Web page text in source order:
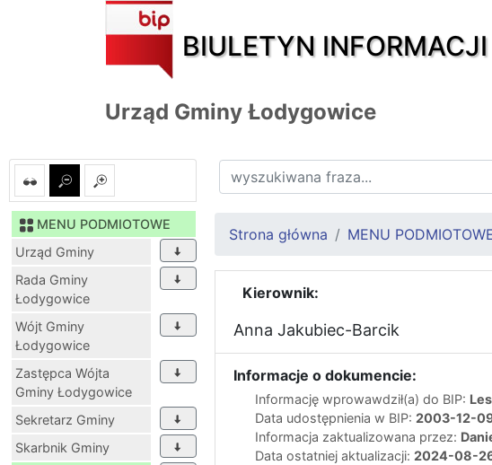
BIULETYN
Urząd Gminy Łodygowice
MENU PODMIOTOWE
Urząd Gminy
Rada Gminy
Łodygowice
Wójt Gminy
Łodygowice
Zastępca Wójta
Gminy Łodygowice
Sekretarz Gminy
Skarbnik Gminy
Strona główna MENU
Kierownik:
Anna Jakubiec-Barcik
Informacje o dokumencie:
Informację wprowawdził(a) do BIP:
Data udostępnienia w BIP: 2003-12-
Informacja zaktualizowana przez:
Data ostatniej aktualizacji: 2024-08-26